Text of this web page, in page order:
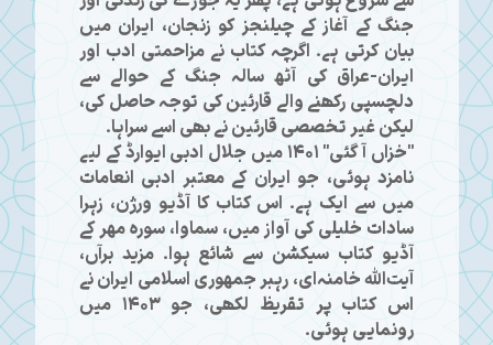
جنگ کے آغاز کے چیلنجز کو زنجان، ایران میں
بیان کرتی ہے۔ اگرچہ کتاب نے مزاحمتی ادب اور
ایران-عراق کی آٹھ سالہ جنگ کے حوالے سے
دلچسپی رکھنے والے قارئین کی توجہ حاصل کی،
لیکن غیر تخصصی قارئین نے بھی اسے سراہا۔
"خزاں آ گئی" 1401 میں جلال ادبی ایوارڈ کے لیے
نامزد ہوئی، جو ایران کے معتبر ادبی انعامات
میں سے ایک ہے۔ اس کتاب کا آڈیو ورژن، زہرا
سادات خلیلی کی آواز میں، سماوا، سوره مهر کے
آڈیو کتاب سیکشن سے شائع ہوا۔ مزید برآں،
آیت‌الله خامنہ‌ای، رہبر جمهوری اسلامی ایران نے
اس کتاب پر تقریظ لکھی، جو 1403 میں
رونمایی ہوئی۔